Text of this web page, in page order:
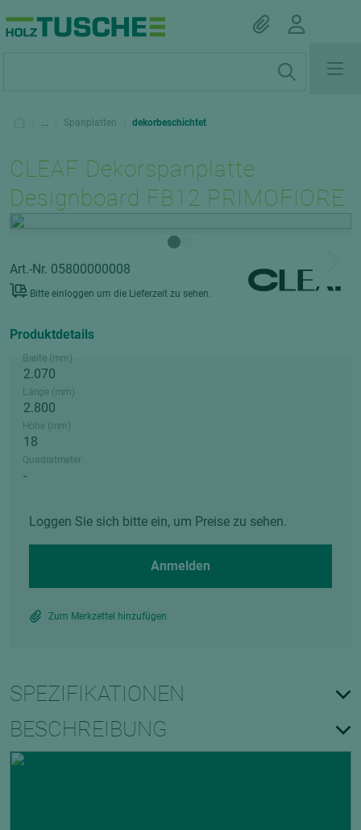
... Spanplatten dekorbeschichtet
CLEAF Dekorspanplatte
Designboard FB12 PRIMOFIORE
Art.-Nr. 05800000008
Bitte einloggen um die Lieferzeit zu sehen.
Produktdetails
Breite (mm)
Länge (mm)
Höhe (mm)
Quadratmeter
Loggen Sie sich bitte ein, um Preise zu sehen.
Anmelden
Zum Merkzettel hinzufügen
SPEZIFIKATIONEN
BESCHREIBUNG